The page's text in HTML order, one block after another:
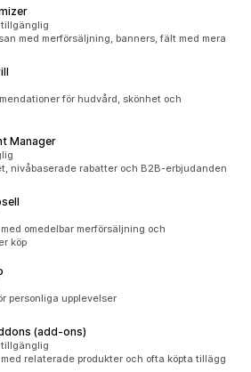
med merförsäljning, banners, fält med mera
för hudvård, skönhet och
Manager
nivåbaserade rabatter och B2B-erbjudanden
omedelbar merförsäljning och
köp
personliga upplevelser
(add‑ons)
relaterade produkter och ofta köpta tillägg